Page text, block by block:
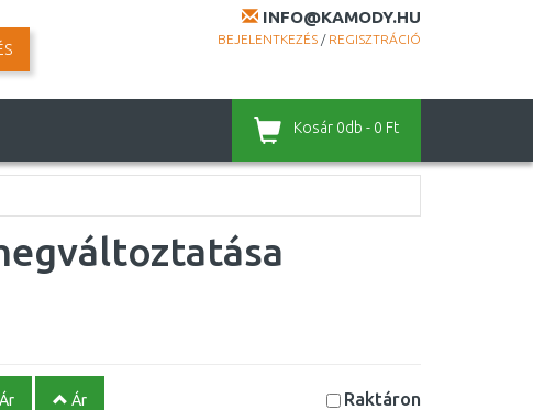
INFO@KAMODY.HU
BEJELENTKEZÉS / REGISZTRÁCIÓ
Kosár 0db - 0 Ft
Ár Ár Raktáron